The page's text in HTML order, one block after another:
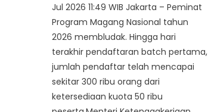
Jul 2026 11:49 WIB Jakarta – Peminat
Program Magang Nasional tahun
2026 membludak. Hingga hari
terakhir pendaftaran batch pertama,
jumlah pendaftar telah mencapai
sekitar 300 ribu orang dari
ketersediaan kuota 50 ribu